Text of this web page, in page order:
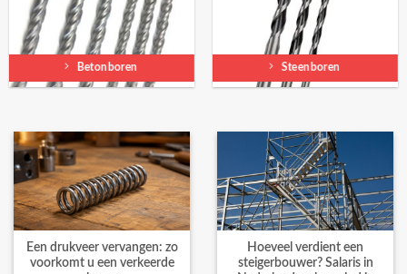
Betonboren Steenboren
Een drukveer vervangen: zo
voorkomt u een verkeerde
Hoeveel verdient een
steigerbouwer? Salaris in